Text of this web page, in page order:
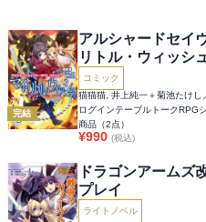
完結
アルシャードセイ
リトル・ウィッシ
コミック
猫猫猫, 井上純一＋菊池たけし
ログインテーブルトークRPG
商品（2点）
¥990 (税込)
ドラゴンアームズ
プレイ
ライトノベル